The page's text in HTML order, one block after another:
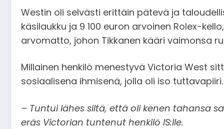
Westin oli selvästi erittäin pätevä ja
käsilaukku ja 9 100 euron arvoinen Rolex-
arvomatto, johon Tikkanen kääri vaimonsa
Millainen henkilö menestyvä Victoria West
sosiaalisena ihmisenä, jolla oli iso tuttavapiiri.
– Tuntui lähes siltä, että oli kenen tahansa
eräs Victorian tuntenut henkilö IS:lle.